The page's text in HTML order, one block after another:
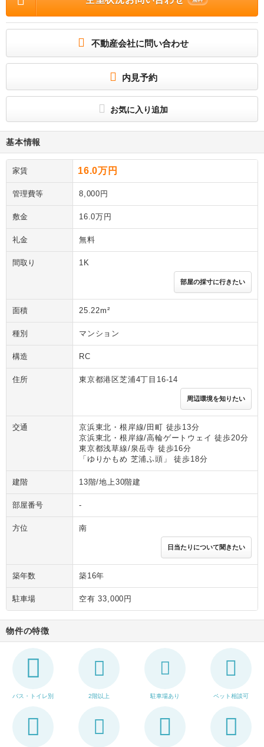
不動産会社に問い合わせ
内見予約
お気に入り追加
基本情報
家賃 16.0万円
管理費等 8,000円
敷金 16.0万円
礼金 無料
間取り 1K
部屋の採寸に行きたい
面積 25.22m²
種別 マンション
構造 RC
住所 東京都港区芝浦4丁目16-14
周辺環境を知りたい
交通
京浜東北・根岸線/田町 徒歩13分
京浜東北・根岸線/高輪ゲートウェイ 徒歩20分
東京都浅草線/泉岳寺 徒歩16分
「ゆりかもめ 芝浦ふ頭」 徒歩18分
建階 13階/地上30階建
部屋番号 -
方位 南
日当たりについて聞きたい
築年数 築16年
駐車場 空有 33,000円
物件の特徴
バス・トイレ別 2階以上 駐車場あり ペット相談可